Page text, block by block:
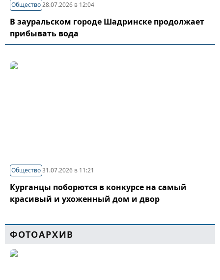
Общество28.07.2026 в 12:04
В зауральском городе Шадринске продолжает
прибывать вода
Общество31.07.2026 в 11:21
Курганцы поборются в конкурсе на самый
красивый и ухоженный дом и двор
ФОТОАРХИВ